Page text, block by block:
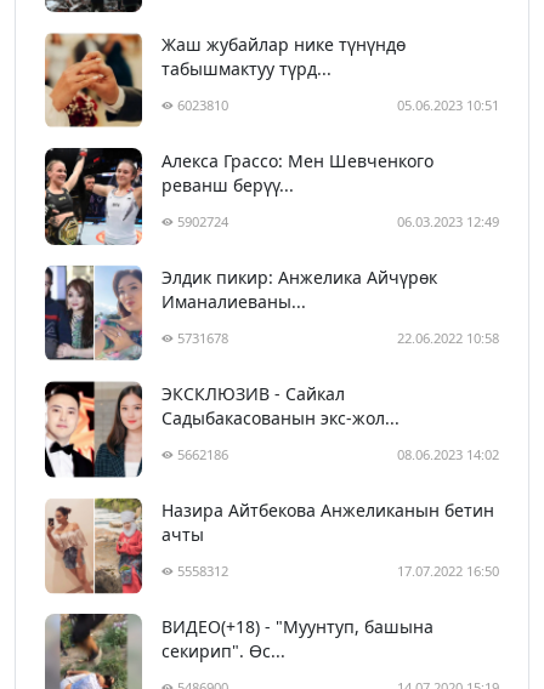
Жаш жубайлар нике түнүндө
табышмактуу түрд...
6023810 05.06.2023 10:51
Алекса Грассо: Мен Шевченкого
реванш берүү...
5902724 06.03.2023 12:49
Элдик пикир: Анжелика Айчүрөк
Иманалиеваны...
5731678 22.06.2022 10:58
ЭКСКЛЮЗИВ - Сайкал
Садыбакасованын экс-жол...
5662186 08.06.2023 14:02
Назира Айтбекова Анжеликанын бетин
ачты
5558312 17.07.2022 16:50
ВИДЕО(+18) - "Муунтуп, башына
секирип". Өс...